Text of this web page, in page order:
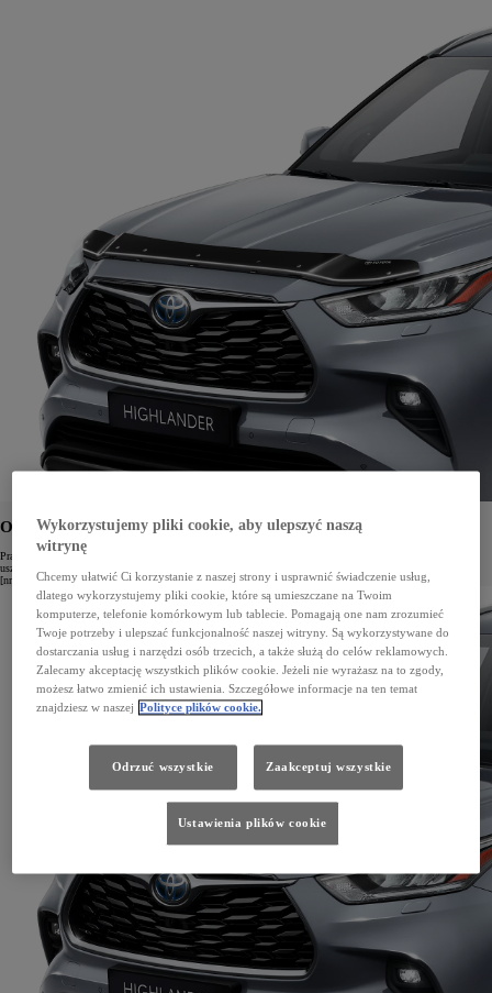
OWIEWKA MASKI
Praktyczny dodatek, który zapewnia lepszy przepływ powietrza oraz chroni maskę przed drobnymi
uszkodzeniami.
[nr kat. PK175-48L0E]
Wykorzystujemy pliki cookie, aby ulepszyć naszą
witrynę
Chcemy ułatwić Ci korzystanie z naszej strony i usprawnić świadczenie usług,
dlatego wykorzystujemy pliki cookie, które są umieszczane na Twoim
komputerze, telefonie komórkowym lub tablecie. Pomagają one nam zrozumieć
Twoje potrzeby i ulepszać funkcjonalność naszej witryny. Są wykorzystywane do
dostarczania usług i narzędzi osób trzecich, a także służą do celów reklamowych.
Zalecamy akceptację wszystkich plików cookie. Jeżeli nie wyrażasz na to zgody,
możesz łatwo zmienić ich ustawienia. Szczegółowe informacje na ten temat
znajdziesz w naszej Polityce plików cookie.
Odrzuć wszystkie Zaakceptuj wszystkie
Ustawienia plików cookie